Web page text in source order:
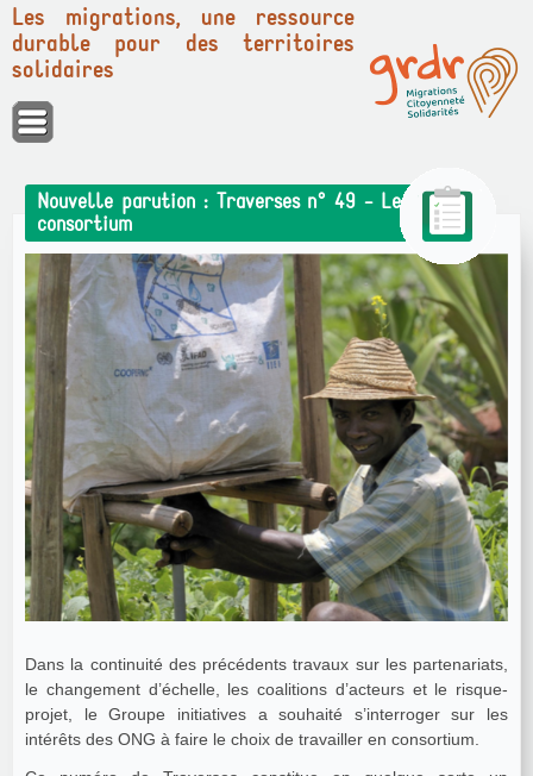
Panneau de gestion des cookies
Les migrations, une ressource
durable pour des territoires
solidaires
Nouvelle parution : Traverses n° 49 - Le
consortium
Dans la continuité des précédents travaux sur les partenariats,
le changement d’échelle, les coalitions d’acteurs et le risque-
projet, le Groupe initiatives a souhaité s’interroger sur les
intérêts des ONG à faire le choix de travailler en consortium.